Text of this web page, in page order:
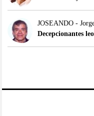
JOSEANDO -
Decepcionantes